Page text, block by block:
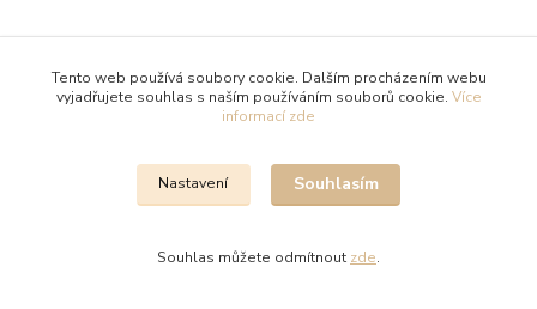
Tento web používá soubory cookie. Dalším procházením webu
vyjadřujete souhlas s naším používáním souborů cookie. Více
informací zde
Nastavení Souhlasím
Souhlas můžete odmítnout zde.